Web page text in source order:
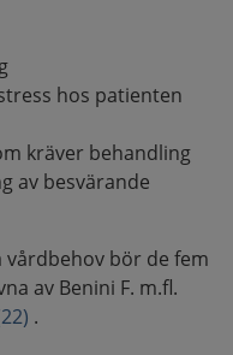
hos patienten
kräver behandling
av besvärande
bör de fem
av Benini F. m.fl.
.